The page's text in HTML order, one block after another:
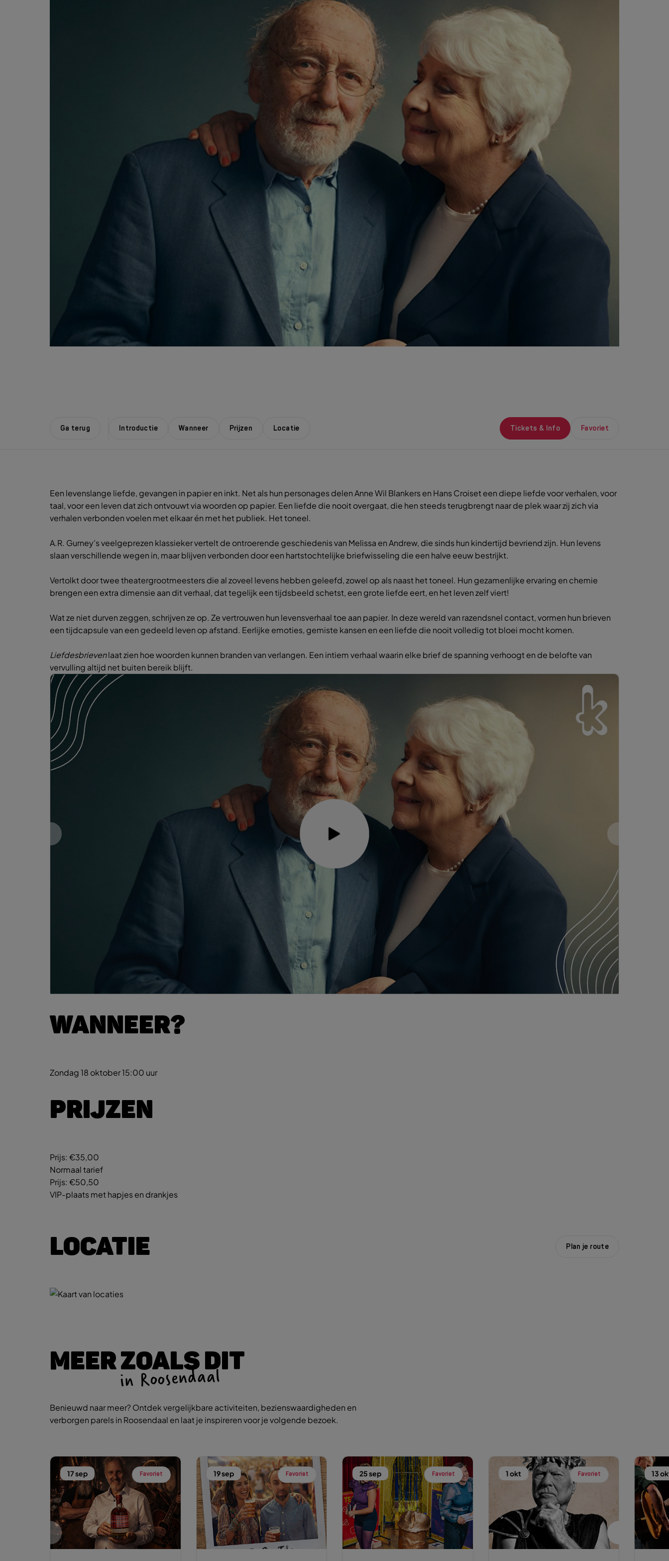
Ga terug Introductie Wanneer Prijzen Locatie Tickets & Info Favoriet
Een levenslange liefde, gevangen in papier en inkt. Net als hun personages delen Anne Wil Blankers en Hans Croiset een diepe liefde voor verhalen, voor
taal, voor een leven dat zich ontvouwt via woorden op papier. Een liefde die nooit overgaat, die hen steeds terugbrengt naar de plek waar zij zich via
verhalen verbonden voelen met elkaar én met het publiek. Het toneel.
A.R. Gurney's veelgeprezen klassieker vertelt de ontroerende geschiedenis van Melissa en Andrew, die sinds hun kindertijd bevriend zijn. Hun levens
slaan verschillende wegen in, maar blijven verbonden door een hartstochtelijke briefwisseling die een halve eeuw bestrijkt.
Vertolkt door twee theatergrootmeesters die al zoveel levens hebben geleefd, zowel op als naast het toneel. Hun gezamenlijke ervaring en chemie
brengen een extra dimensie aan dit verhaal, dat tegelijk een tijdsbeeld schetst, een grote liefde eert, en het leven zelf viert!
Wat ze niet durven zeggen, schrijven ze op. Ze vertrouwen hun levensverhaal toe aan papier. In deze wereld van razendsnel contact, vormen hun brieven
een tijdcapsule van een gedeeld leven op afstand. Eerlijke emoties, gemiste kansen en een liefde die nooit volledig tot bloei mocht komen.
Liefdesbrievenlaat zien hoe woorden kunnen branden van verlangen. Een intiem verhaal waarin elke brief de spanning verhoogt en de belofte van
vervulling altijd net buiten bereik blijft.
WANNEER?
Zondag 18 oktober15:00 uur
PRIJZEN
Prijs: €35,00
Normaal tarief
Prijs: €50,50
VIP-plaats met hapjes en drankjes
LOCATIE Plan je route
MEER ZOALS DIT
in Roosendaal
Benieuwd naar meer? Ontdek vergelijkbare activiteiten, bezienswaardigheden en
verborgen parels in Roosendaal en laat je inspireren voor je volgende bezoek.
17 sep Favoriet 19 sep Favoriet 25 sep Favoriet 1 okt Favoriet 13